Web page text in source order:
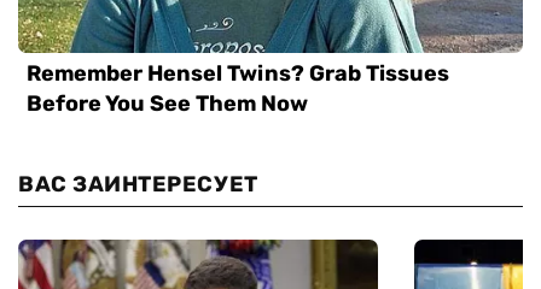
ВАС ЗАИНТЕРЕСУЕТ